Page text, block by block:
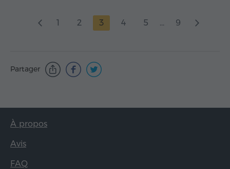
1 2 3 4 5 ... 9
Partager
À propos
Avis
FAQ